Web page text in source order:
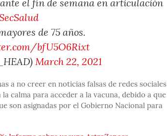
el fin de semana en articulación
de 75 años.
bfU5O6Rixt
March 22, 2021
a no creer en noticias falsas de redes sociales
calma para acceder a la vacuna, debido a que
son asignadas por el Gobierno Nacional para